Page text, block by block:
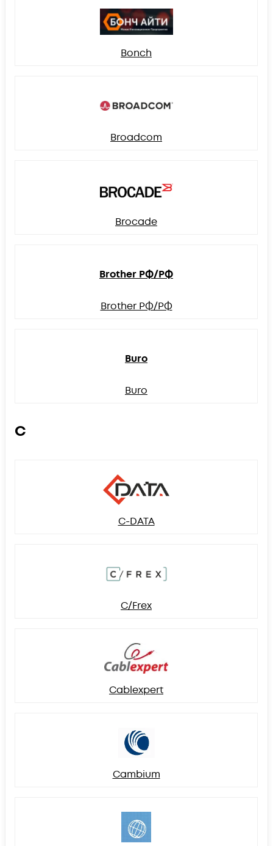
Bonch
Broadcom
Brocade
Brother РФ/РФ
Brother РФ/РФ
Buro
Buro
C
C-DATA
C/Frex
Cablexpert
Cambium